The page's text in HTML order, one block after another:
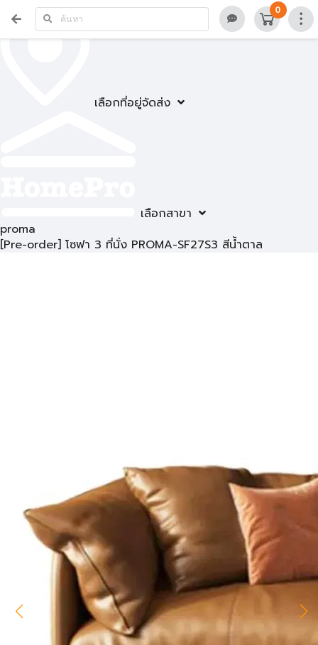
เลือกที่อยู่จัดส่ง
เลือกสาขา
0
proma
[Pre-order] โซฟา 3 ที่นั่ง PROMA-SF27S3 สีน้ำตาล